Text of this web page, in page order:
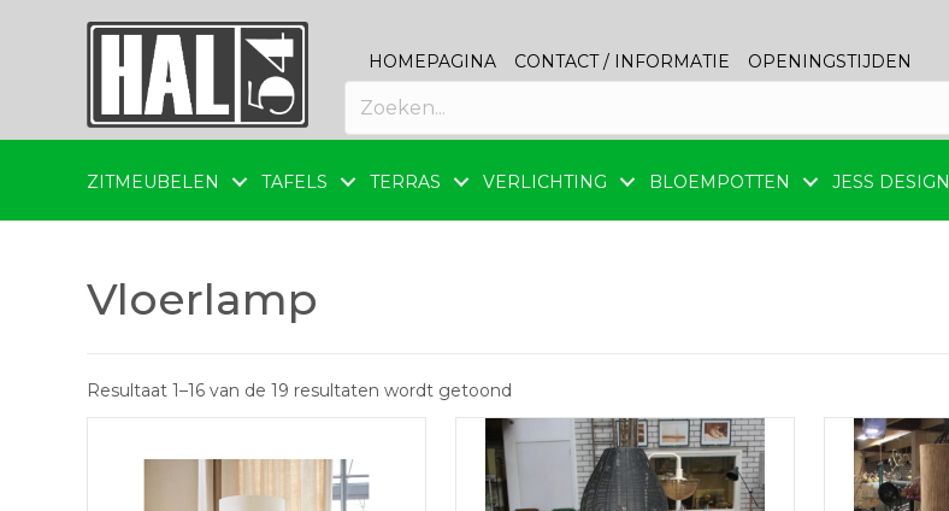
HOMEPAGINA CONTACT / INFORMATIE OPENINGSTIJDEN
ZITMEUBELEN TAFELS TERRAS VERLICHTING BLOEMPOTTEN JESS DESIGN
Vloerlamp
Resultaat 1–16 van de 19 resultaten wordt getoond
op
nieuwste